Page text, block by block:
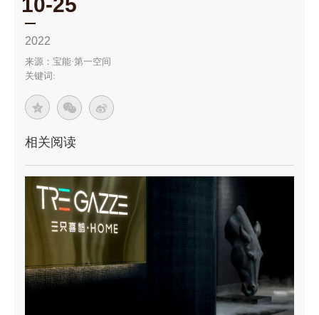
2022
来源： 宝能·第一空间
关键词:
相关阅读